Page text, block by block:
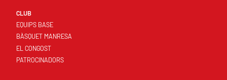
CLUB
EQUIPS BASE
BÀSQUET MANRESA
EL CONGOST
PATROCINADORS